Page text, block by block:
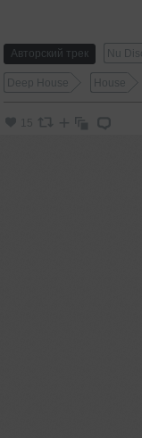
Авторский трек Nu
Deep House House
15